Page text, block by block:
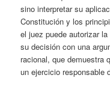
sino interpretar su
Constitución y los
el juez puede autorizar
su decisión con una
racional, que demuestra
un ejercicio responsable